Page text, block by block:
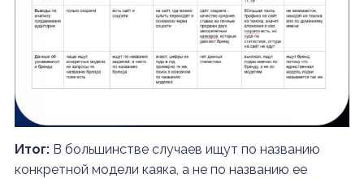
Итог: В большинстве случаев ищут по названию
конкретной модели каяка, а не по названию ее